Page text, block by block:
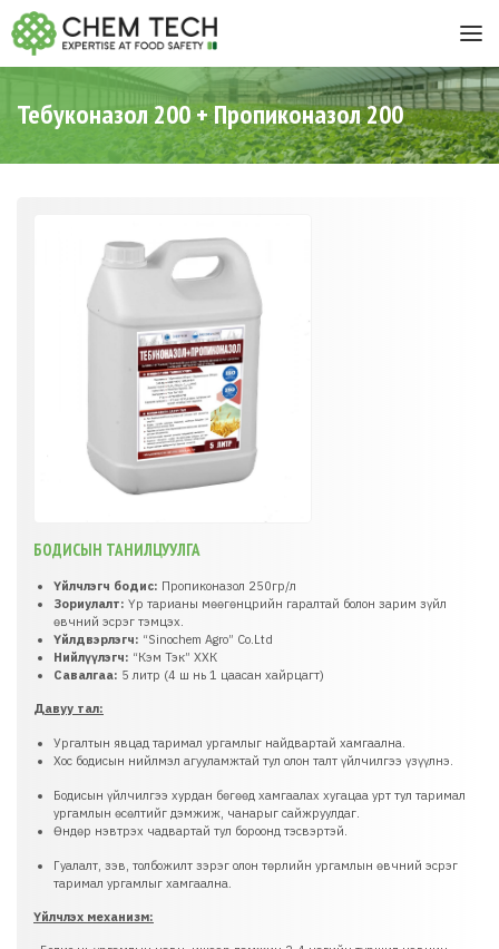
Тебуконазол 200 + Пропиконазол 200
БОДИСЫН ТАНИЛЦУУЛГА
Үйлчлэгч бодис: Пропиконазол 250гр/л
Зориулалт: Үр тарианы мөөгөнцрийн гаралтай болон зарим зүйл
өвчний эсрэг тэмцэх.
Үйлдвэрлэгч: “Sinochem Agro” Co.Ltd
Нийлүүлэгч: “Кэм Тэк” ХХК
Савалгаа: 5 литр (4 ш нь 1 цаасан хайрцагт)
Давуу тал:
Ургалтын явцад таримал ургамлыг найдвартай хамгаална.
Хос бодисын нийлмэл агууламжтай тул олон талт үйлчилгээ үзүүлнэ.
Бодисын үйлчилгээ хурдан бөгөөд хамгаалах хугацаа урт тул таримал
ургамлын өсөлтийг дэмжиж, чанарыг сайжруулдаг.
Өндөр нэвтрэх чадвартай тул бороонд тэсвэртэй.
Гуалалт, зэв, толбожилт зэрэг олон төрлийн ургамлын өвчний эсрэг
таримал ургамлыг хамгаална.
Үйлчлэх механизм: